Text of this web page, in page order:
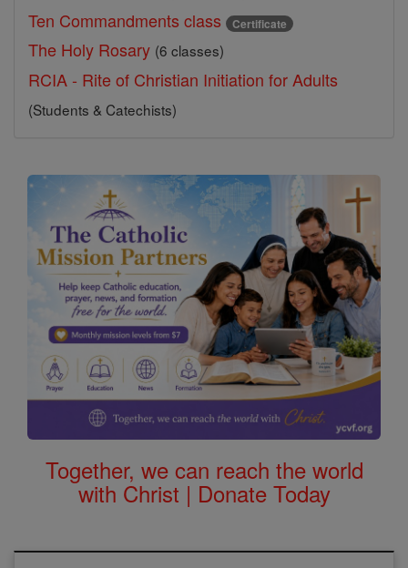
Ten Commandments class Certificate
The Holy Rosary (6 classes)
RCIA - Rite of Christian Initiation for Adults
(Students & Catechists)
Together, we can reach the world
with Christ | Donate Today